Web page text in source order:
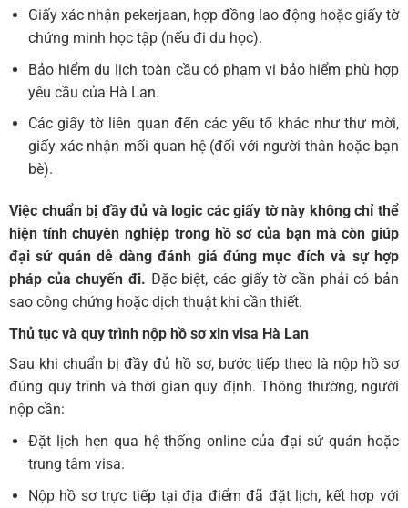
Giấy xác nhận pekerjaan, hợp đồng lao động hoặc giấy tờ
chứng minh học tập (nếu đi du học).
Bảo hiểm du lịch toàn cầu có phạm vi bảo hiểm phù hợp
yêu cầu của Hà Lan.
Các giấy tờ liên quan đến các yếu tố khác như thư mời,
giấy xác nhận mối quan hệ (đối với người thân hoặc bạn
bè).
Việc chuẩn bị đầy đủ và logic các giấy tờ này không chỉ thể
hiện tính chuyên nghiệp trong hồ sơ của bạn mà còn giúp
đại sứ quán dễ dàng đánh giá đúng mục đích và sự hợp
pháp của chuyến đi. Đặc biệt, các giấy tờ cần phải có bản
sao công chứng hoặc dịch thuật khi cần thiết.
Thủ tục và quy trình nộp hồ sơxin visa Hà Lan
Sau khi chuẩn bị đầy đủ hồ sơ, bước tiếp theo là nộp hồ sơ
đúng quy trình và thời gian quy định. Thông thường, người
nộp cần:
Đặt lịch hẹn qua hệ thống online của đại sứ quán hoặc
trung tâm visa.
Nộp hồ sơ trực tiếp tại địa điểm đã đặt lịch, kết hợp với